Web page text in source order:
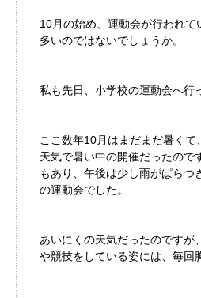
10月の始め、運動会が行われ
多いのではないでしょうか。
私も先日、小学校の運動会へ行
ここ数年10月はまだまだ暑く
天気で暑い中の開催だったので
もあり、午後は少し雨がぱらつ
の運動会でした。
あいにくの天気だったのですが
や競技をしている姿には、毎回